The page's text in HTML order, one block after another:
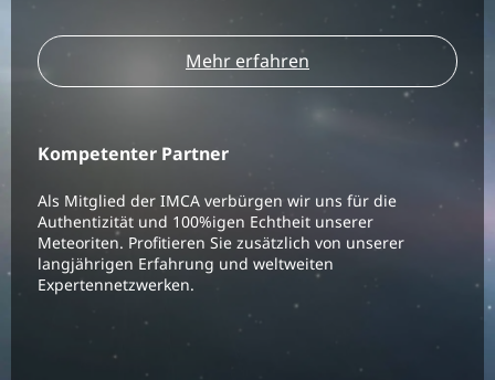
Mehr erfahren
Kompetenter Partner
Als Mitglied der IMCA verbürgen wir uns für die
Authentizität und 100%igen Echtheit unserer
Meteoriten. Profitieren Sie zusätzlich von unserer
langjährigen Erfahrung und weltweiten
Expertennetzwerken.